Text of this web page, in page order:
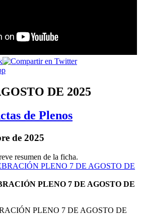
DE 2025
de Plenos
de 2025
resumen de la ficha.
PLENO 7 DE AGOSTO DE
PLENO 7 DE AGOSTO DE